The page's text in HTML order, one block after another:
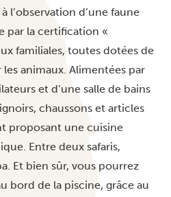
l’observation d’une faune
par la certification «
familiales, toutes dotées de
animaux. Alimentées par
et d’une salle de bains
chaussons et articles
proposant une cuisine
Entre deux safaris,
Et bien sûr, vous pourrez
bord de la piscine, grâce au